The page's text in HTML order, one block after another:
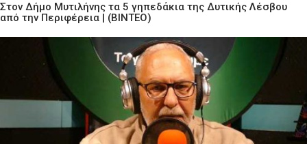
Στον Δήμο Μυτιλήνης τα 5 γηπεδάκια της Δυτικής Λέσβου
από την Περιφέρεια | (ΒΙΝΤΕΟ)